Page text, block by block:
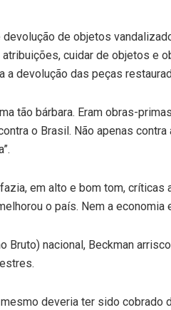
de objetos
cuidar de objetos e
a devolução das peças
tão bárbara. Eram obras-
o Brasil. Não apenas
em alto e bom tom, críticas
o país. Nem a
nacional, Beckman
deveria ter sido cobrado